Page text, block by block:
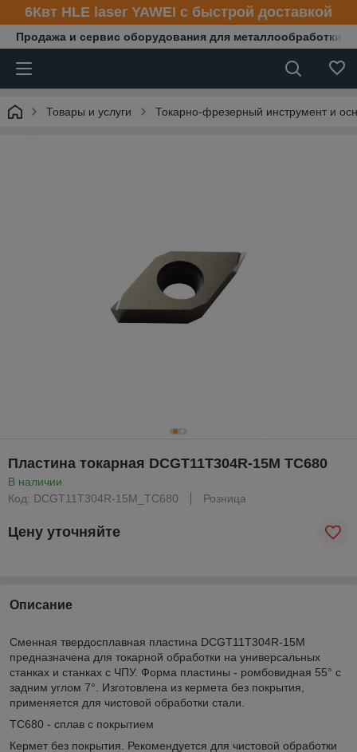
6Квт HLE laser YAWEI с быстрой доставкой
Продажа и сервис оборудования для металлообработки
Товары и услуги Токарно-фрезерный инструмент и
Пластина токарная DCGT11T304R-15M TC680
В наличии
Код: DCGT11T304R-15M_TC680
Розница
Цену уточняйте
Описание
Сменная твердосплавная пластина DCGT11T304R-15M
предназначена для токарной обработки на универсальных
станках и станках с ЧПУ. Форма пластины - ромбовидная 55° с
задним углом 7°. Изготовлена из кермета без покрытия,
применяется для чистовой обработки стали.
TC680 - сплав с покрытием
Кермет без покрытия. Рекомендуется для чистовой обработки